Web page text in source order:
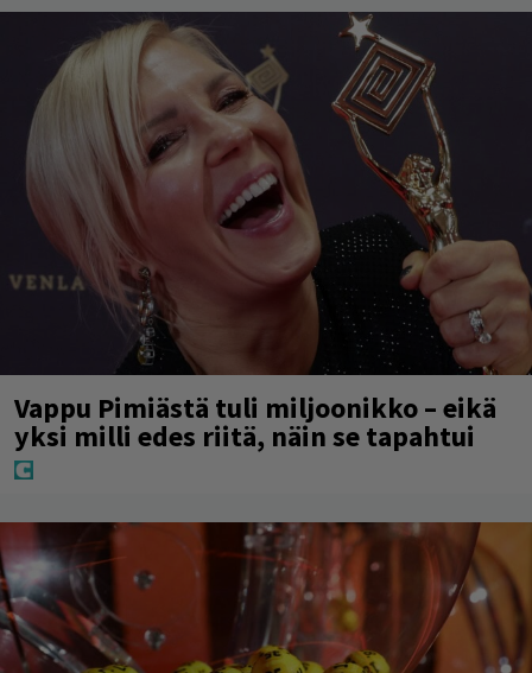
Vappu Pimiästä tuli miljoonikko – eikä
yksi milli edes riitä, näin se tapahtui